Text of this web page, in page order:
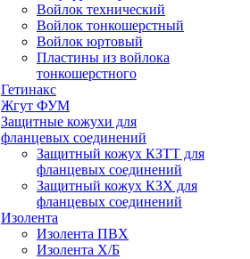
Войлок технический
Войлок тонкошерстный
Войлок юртовый
Пластины из войлока
тонкошерстного
Гетинакс
Жгут ФУМ
Защитные кожухи для
фланцевых соединений
Защитный кожух КЗТТ для
фланцевых соединений
Защитный кожух КЗХ для
фланцевых соединений
Изолента
Изолента ПВХ
Изолента Х/Б